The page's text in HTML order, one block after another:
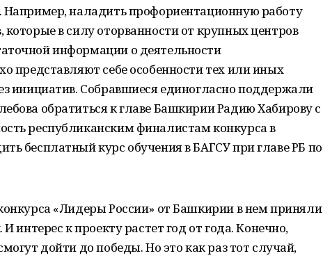
Например, наладить профориентационную работу
в силу оторванности от крупных центров
информации о деятельности
представляют себе особенности тех или иных
инициатив. Собравшиеся единогласно поддержали
обратиться к главе Башкирии Радию Хабирову с
республиканским финалистам конкурса в
бесплатный курс обучения в БАГСУ при главе РБ по
«Лидеры России» от Башкирии в нем приняли
интерес к проекту растет год от года. Конечно,
дойти до победы. Но это как раз тот случай,